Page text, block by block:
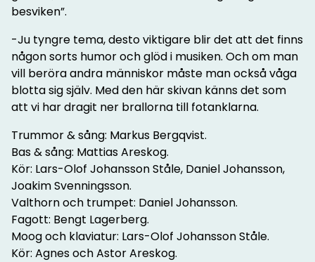
besviken”.
-Ju tyngre tema, desto viktigare blir det att det finns
någon sorts humor och glöd i musiken. Och om man
vill beröra andra människor måste man också våga
blotta sig själv. Med den här skivan känns det som
att vi har dragit ner brallorna till fotanklarna.
Trummor & sång: Markus Bergqvist.
Bas & sång: Mattias Areskog.
Kör: Lars-Olof Johansson Ståle, Daniel Johansson,
Joakim Svenningsson.
Valthorn och trumpet: Daniel Johansson.
Fagott: Bengt Lagerberg.
Moog och klaviatur: Lars-Olof Johansson Ståle.
Kör: Agnes och Astor Areskog.